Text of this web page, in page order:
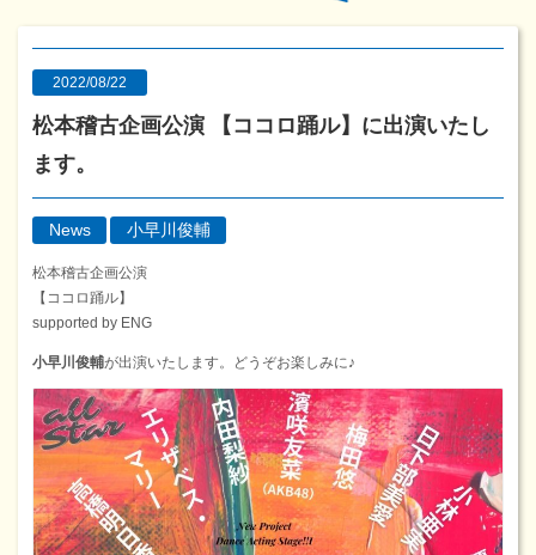
2022/08/22
松本稽古企画公演 【ココロ踊ル】に出演いたし
ます。
News 小早川俊輔
松本稽古企画公演
【ココロ踊ル】
supported by ENG
小早川俊輔が出演いたします。どうぞお楽しみに♪